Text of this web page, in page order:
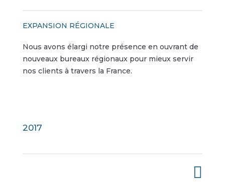
EXPANSION RÉGIONALE
Nous avons élargi notre présence en ouvrant de
nouveaux bureaux régionaux pour mieux servir
nos clients à travers la France.
2017
